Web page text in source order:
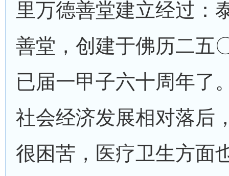
里万德善堂建立经过：
善堂，创建于佛历二五
已届一甲子六十周年了
社会经济发展相对落后
很困苦，医疗卫生方面